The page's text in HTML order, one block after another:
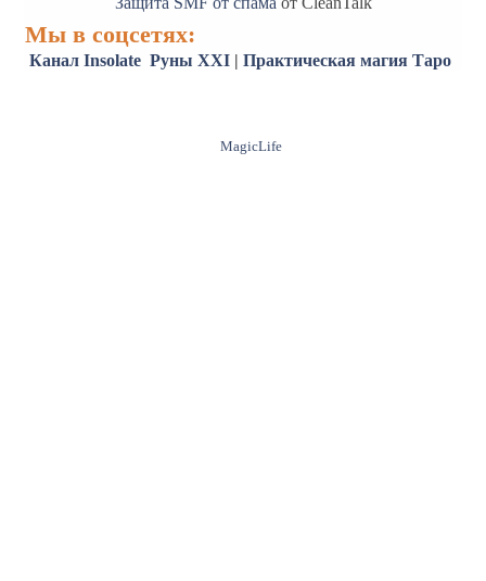
Мы в соцсетях:
Канал Insolate Руны XXI | Практическая магия Таро
MagicLife